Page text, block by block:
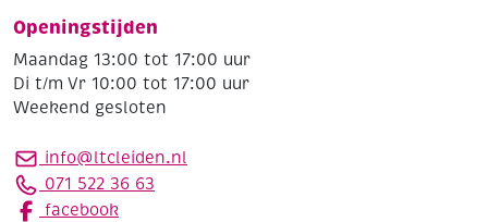
Openingstijden
Maandag 13:00 tot 17:00 uur
Di t/m Vr 10:00 tot 17:00 uur
Weekend gesloten
info@ltcleiden.nl
071 522 36 63
facebook